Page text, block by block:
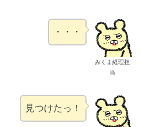
みくま経理担
当
・・・
見つけたっ！